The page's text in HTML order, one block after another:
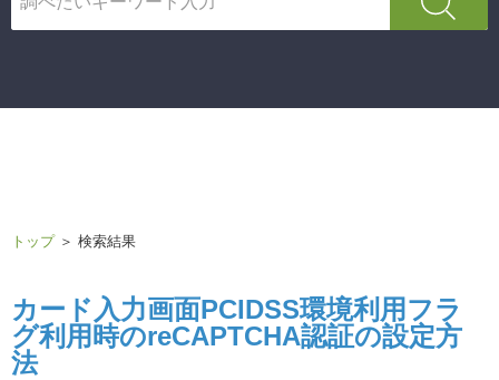
トップ ＞ 検索結果
カード入力画面PCIDSS環境利用フラ
グ利用時のreCAPTCHA認証の設定方
法